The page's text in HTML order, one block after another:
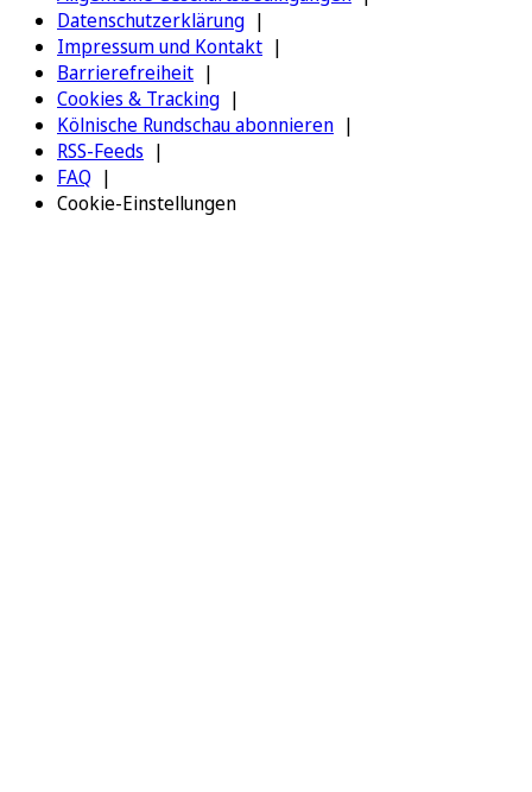
Datenschutzerklärung
Impressum und Kontakt
Barrierefreiheit
Cookies & Tracking
Kölnische Rundschau abonnieren
RSS-Feeds
FAQ
Cookie-Einstellungen